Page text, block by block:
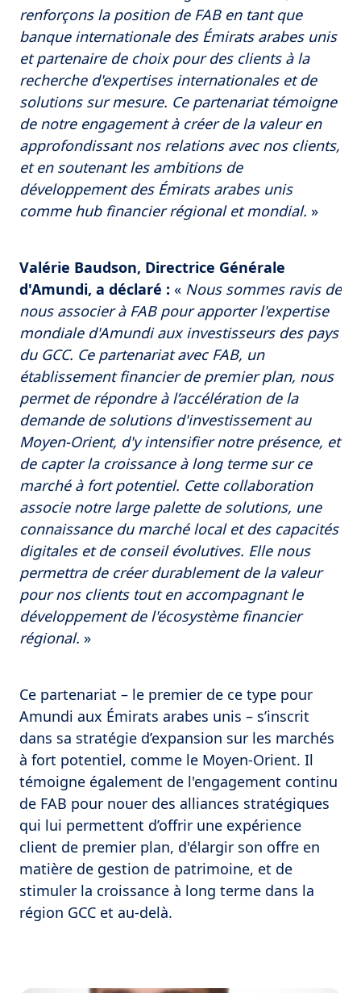
renforçons la position de FAB en tant que
banque internationale des Émirats arabes unis
et partenaire de choix pour des clients à la
recherche d'expertises internationales et de
solutions sur mesure. Ce partenariat témoigne
de notre engagement à créer de la valeur en
approfondissant nos relations avec nos clients,
et en soutenant les ambitions de
développement des Émirats arabes unis
comme hub financier régional et mondial. »
Valérie Baudson, Directrice Générale
d'Amundi, a déclaré : « Nous sommes ravis de
nous associer à FAB pour apporter l'expertise
mondiale d'Amundi aux investisseurs des pays
du GCC. Ce partenariat avec FAB, un
établissement financier de premier plan, nous
permet de répondre à l’accélération de la
demande de solutions d'investissement au
Moyen-Orient, d'y intensifier notre présence, et
de capter la croissance à long terme sur ce
marché à fort potentiel. Cette collaboration
associe notre large palette de solutions, une
connaissance du marché local et des capacités
digitales et de conseil évolutives. Elle nous
permettra de créer durablement de la valeur
pour nos clients tout en accompagnant le
développement de l'écosystème financier
régional. »
Ce partenariat – le premier de ce type pour
Amundi aux Émirats arabes unis – s’inscrit
dans sa stratégie d’expansion sur les marchés
à fort potentiel, comme le Moyen-Orient. Il
témoigne également de l'engagement continu
de FAB pour nouer des alliances stratégiques
qui lui permettent d’offrir une expérience
client de premier plan, d'élargir son offre en
matière de gestion de patrimoine, et de
stimuler la croissance à long terme dans la
région GCC et au-delà.